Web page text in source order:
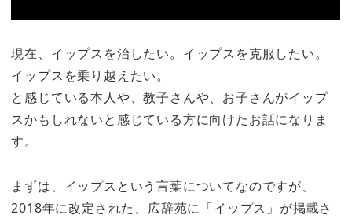
現在、イップスを治したい。イップスを克服したい。
イップスを乗り越えたい。
と感じている本人や、教子さんや、お子さんがイップ
スかもしれないと感じている方に向けたお話になりま
す。
まずは、イップスという言葉についてなのですが、
2018年に改定された、広辞苑に「イップス」が掲載さ